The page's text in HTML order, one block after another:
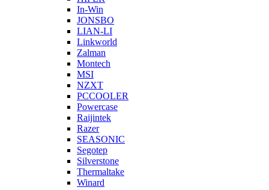
In-Win
JONSBO
LIAN-LI
Linkworld
Zalman
Montech
MSI
NZXT
PCCOOLER
Powercase
Raijintek
Razer
SEASONIC
Segotep
Silverstone
Thermaltake
Winard